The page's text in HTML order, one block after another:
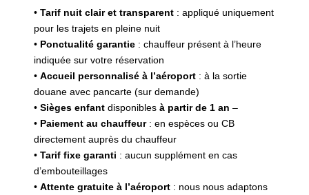
• Tarif nuit clair et transparent : appliqué uniquement
pour les trajets en pleine nuit
• Ponctualité garantie : chauffeur présent à l’heure
indiquée sur votre réservation
• Accueil personnalisé à l’aéroport : à la sortie
douane avec pancarte (sur demande)
• Sièges enfant disponibles à partir de 1 an –
• Paiement au chauffeur: en espèces ou CB
directement auprès du chauffeur
• Tarif fixe garanti : aucun supplément en cas
d’embouteillages
• Attente gratuite à l’aéroport : nous nous adaptons